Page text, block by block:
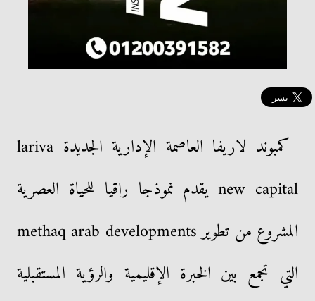
كمبوند لاريفا العاصمة الإدارية الجديدة lariva
new capital يقدم نموذجا راقيا للحياة العصرية
المشروع من تطوير methaq arab developments
التي تجمع بين الخبرة الإقليمية والرؤية المستقبلية